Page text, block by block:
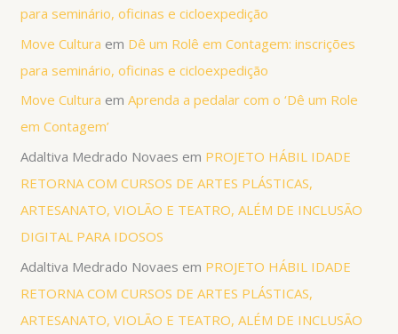
para seminário, oficinas e cicloexpedição
Move Cultura em Dê um Rolê em Contagem: inscrições
para seminário, oficinas e cicloexpedição
Move Cultura emAprenda a pedalar com o ‘Dê um Role
em Contagem’
Adaltiva Medrado Novaes em PROJETO HÁBIL IDADE
RETORNA COM CURSOS DE ARTES PLÁSTICAS,
ARTESANATO, VIOLÃO E TEATRO, ALÉM DE INCLUSÃO
DIGITAL PARA IDOSOS
Adaltiva Medrado Novaes em PROJETO HÁBIL IDADE
RETORNA COM CURSOS DE ARTES PLÁSTICAS,
ARTESANATO, VIOLÃO E TEATRO, ALÉM DE INCLUSÃO